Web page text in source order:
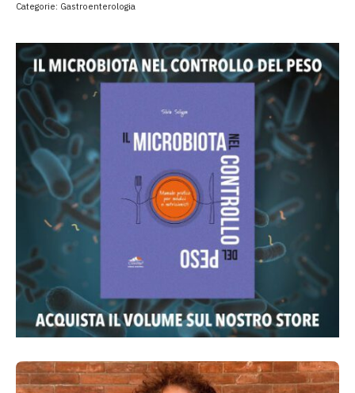
Categorie: Gastroenterologia